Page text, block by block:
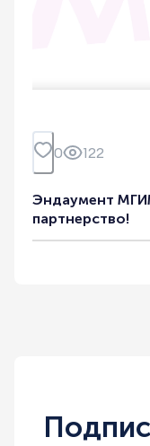
0 122
Эндаумент
партнерство!